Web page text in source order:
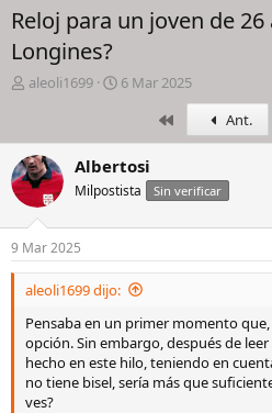
Reloj para un joven de 26
Longines?
I
c
i
a
o
r
d
e
l
h
i
l
o
aleoli1699
F
h
a
d
e
i
c
i
o
6 Mar 2025
PrimeroAnt.
Albertosi
Milpostista Sin verificar
9 Mar 2025
aleoli1699 dijo:
Pensaba en un primer momento
opción. Sin embargo, después de
hecho en este hilo, teniendo en
no tiene bisel, sería más que
ves?